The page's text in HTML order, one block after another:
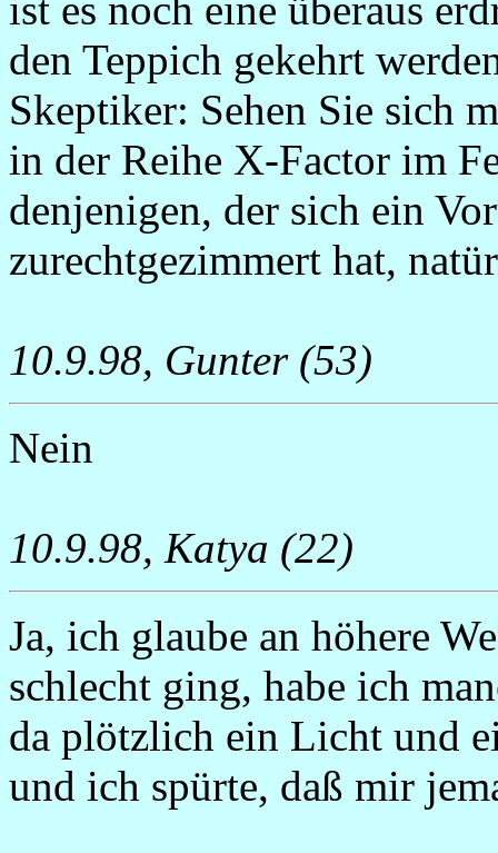
den Teppich gekehrt
Skeptiker: Sehen Sie sich
in der Reihe X-Factor im
denjenigen, der sich ein
zurechtgezimmert hat,
10.9.98, Gunter (53)
Nein
10.9.98, Katya (22)
Ja, ich glaube an höhere
schlecht ging, habe ich
da plötzlich ein Licht und
und ich spürte, daß mir